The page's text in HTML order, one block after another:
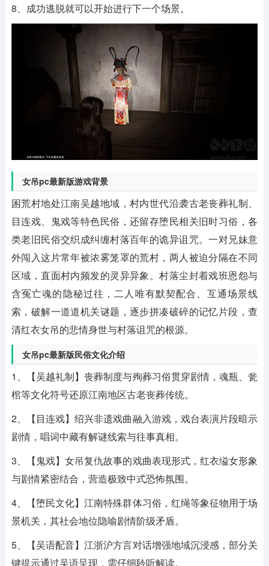
8、成功逃脱就可以开始进行下一个场景。
女吊pc最新版游戏背景
困荒村地处江南吴越地域，村内世代沿袭古老丧葬礼制、
目连戏、鬼戏等特色民俗，还留存堕民相关旧时习俗，各
类老旧民俗交织成纠缠村落百年的诡异诅咒。一对兄妹意
外闯入这片常年被浓雾笼罩的荒村，两人被迫分隔在不同
区域，直面村内频发的灵异异象。村落尘封着戏班恩怨与
含冤亡魂的隐秘过往，二人唯有默契配合、互通场景线
索，破解一道道机关谜题，逐步拼凑破碎的记忆片段，查
清红衣女吊的悲情身世与村落诅咒的根源。
女吊pc最新版民俗文化介绍
1、【吴越礼制】丧葬制度与殉葬习俗贯穿剧情，魂瓶、瓮
棺等文化符号还原江南地区古老丧葬传统。
2、【目连戏】绍兴非遗戏曲融入游戏，戏台表演片段暗示
剧情，唱词中藏有解谜线索与往事真相。
3、【鬼戏】女吊复仇故事的戏曲表现形式，红衣缢女形象
与剧情紧密结合，营造极致中式恐怖氛围。
4、【堕民文化】江南特殊群体习俗，红绳等象征物用于场
景机关，其社会地位隐喻剧情阶级矛盾。
5、【吴语配音】江浙沪方言对话增强地域沉浸感，部分关
键提示通过吴语呈现，需仔细聆听解读。